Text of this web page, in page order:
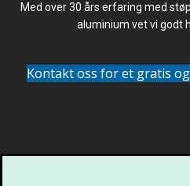
Med over 30 års erfaring med
aluminium vet vi godt
Kontakt oss for et gratis